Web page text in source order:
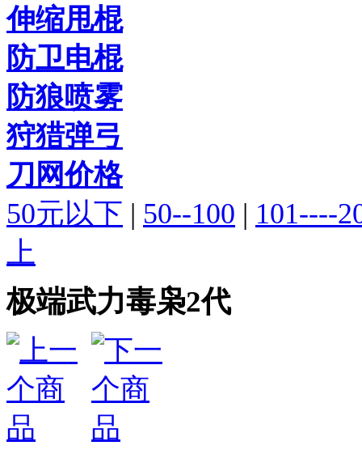
伸缩甩棍
防卫电棍
防狼喷雾
狩猎弹弓
刀网价格
50元以下 | 50--100 | 101----
上
极端武力毒枭2代